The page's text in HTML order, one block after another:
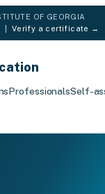
OF GEORGIA
Verify a certificate →
ProfessionalsSelf-